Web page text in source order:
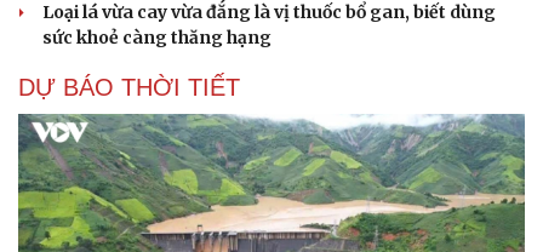
Loại lá vừa cay vừa đắng là vị thuốc bổ gan, biết dùng
sức khoẻ càng thăng hạng
DỰ BÁO THỜI TIẾT